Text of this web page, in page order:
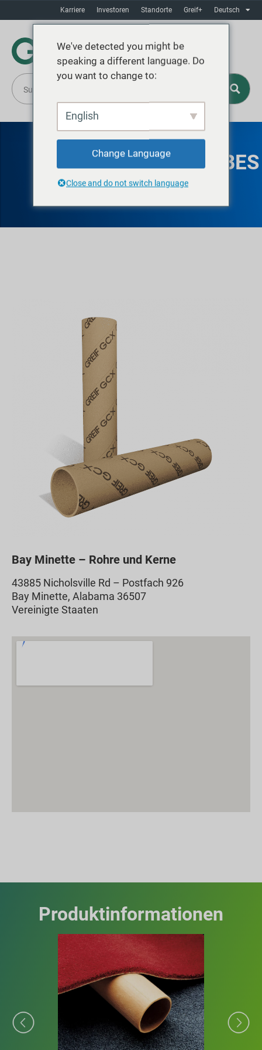
Karriere Investoren Standorte Greif+ Deutsch
BAY MINETTE - TUBES
& CORES
Bay Minette – Rohre und Kerne
43885 Nicholsville Rd – Postfach 926
Bay Minette, Alabama 36507
Vereinigte Staaten
Produktinformationen
We've detected you might be
speaking a different language. Do
you want to change to:
English
Change Language
Close and do not switch language